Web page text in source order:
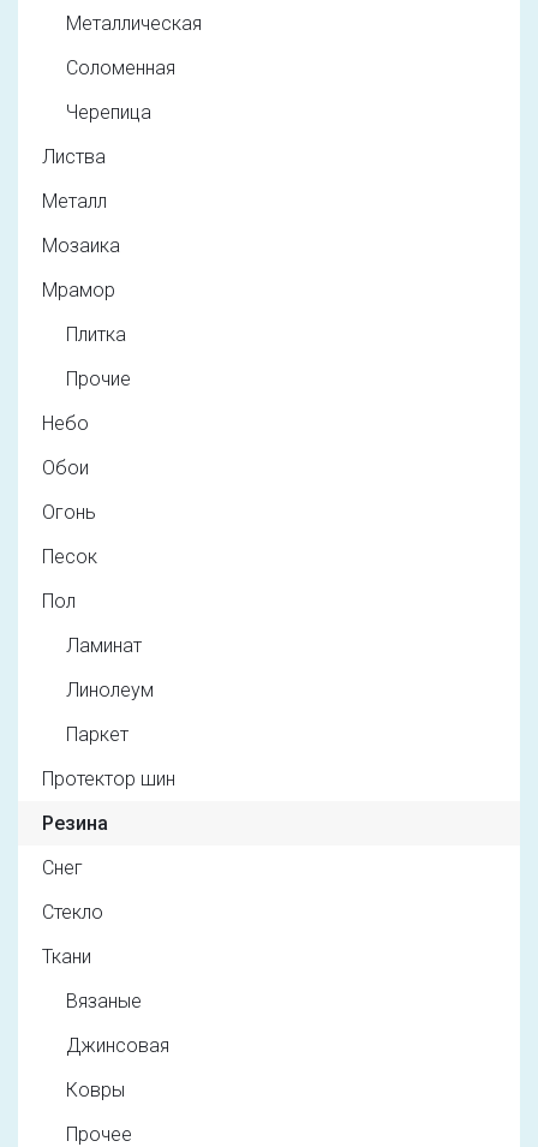
Металлическая
Соломенная
Черепица
Листва
Металл
Мозаика
Мрамор
Плитка
Прочие
Небо
Обои
Огонь
Песок
Пол
Ламинат
Линолеум
Паркет
Протектор шин
Резина
Снег
Стекло
Ткани
Вязаные
Джинсовая
Ковры
Прочее